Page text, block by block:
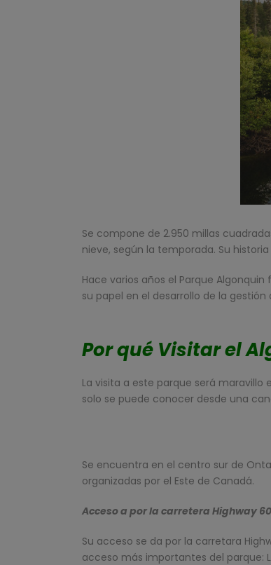
Se compone de 2.950 millas
nieve, según la temporada. Su
Hace varios años el Parque
su papel en el desarrollo de la
Por qué Visitar el
La visita a este parque será
solo se puede conocer desde una
Se encuentra en el centro sur de
organizadas por el Este de Canadá.
Acceso a por la carretera Highway 60
Su acceso se da por la carretara
acceso más importantes del parque: